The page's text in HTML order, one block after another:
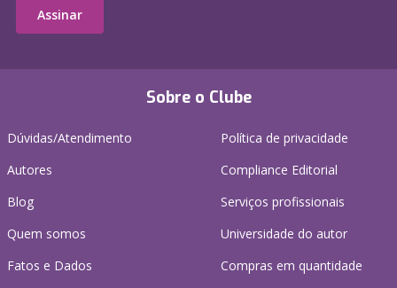
Sobre o Clube
Dúvidas/Atendimento
Autores
Blog
Quem somos
Fatos e Dados
Política de privacidade
Compliance Editorial
Serviços profissionais
Universidade do autor
Compras em quantidade
Assinar